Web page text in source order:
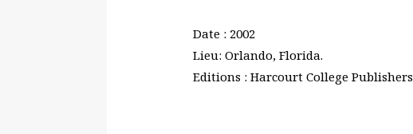
Date : 2002
Lieu: Orlando, Florida.
Editions : Harcourt College Publishers